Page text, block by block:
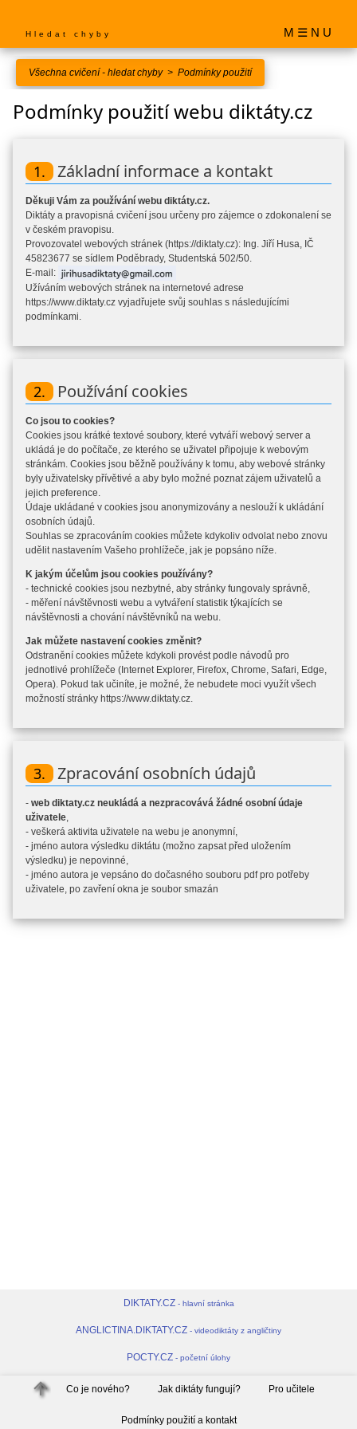
Hledat chyby M ☰ N U
Všechna cvičení - hledat chyby> Podmínky použití
Podmínky použití webu diktáty.cz
1. Základní informace a kontakt
Děkuji Vám za používání webu diktáty.cz.
Diktáty a pravopisná cvičení jsou určeny pro zájemce o zdokonalení se
v českém pravopisu.
Provozovatel webových stránek (https://diktaty.cz): Ing. Jiří Husa, IČ
45823677 se sídlem Poděbrady, Studentská 502/50.
E-mail:
Užíváním webových stránek na internetové adrese
https://www.diktaty.cz vyjadřujete svůj souhlas s následujícími
podmínkami.
2. Používání cookies
Co jsou to cookies?
Cookies jsou krátké textové soubory, které vytváří webový server a
ukládá je do počítače, ze kterého se uživatel připojuje k webovým
stránkám. Cookies jsou běžně používány k tomu, aby webové stránky
byly uživatelsky přívětivé a aby bylo možné poznat zájem uživatelů a
jejich preference.
Údaje ukládané v cookies jsou anonymizovány a neslouží k ukládání
osobních údajů.
Souhlas se zpracováním cookies můžete kdykoliv odvolat nebo znovu
udělit nastavením Vašeho prohlížeče, jak je popsáno níže.
K jakým účelům jsou cookies používány?
- technické cookies jsou nezbytné, aby stránky fungovaly správně,
- měření návštěvnosti webu a vytváření statistik týkajících se
návštěvnosti a chování návštěvníků na webu.
Jak můžete nastavení cookies změnit?
Odstranění cookies můžete kdykoli provést podle návodů pro
jednotlivé prohlížeče ( Internet Explorer, Firefox, Chrome, Safari, Edge,
Opera). Pokud tak učiníte, je možné, že nebudete moci využít všech
možností stránky https://www.diktaty.cz.
3. Zpracování osobních údajů
- web diktaty.cz neukládá a nezpracovává žádné osobní údaje
uživatele,
- veškerá aktivita uživatele na webu je anonymní,
- jméno autora výsledku diktátu (možno zapsat před uložením
výsledku) je nepovinné,
- jméno autora je vepsáno do dočasného souboru pdf pro potřeby
uživatele, po zavření okna je soubor smazán
DIKTATY.CZ - hlavní stránka
ANGLICTINA.DIKTATY.CZ - videodiktáty z angličtiny
POCTY.CZ - početní úlohy
arrow_upward Co je nového? Jak diktáty fungují? Pro učitele
Podmínky použití a kontakt